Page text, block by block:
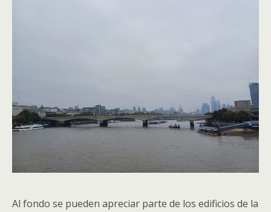
Al fondo se pueden apreciar parte de los edificios de la